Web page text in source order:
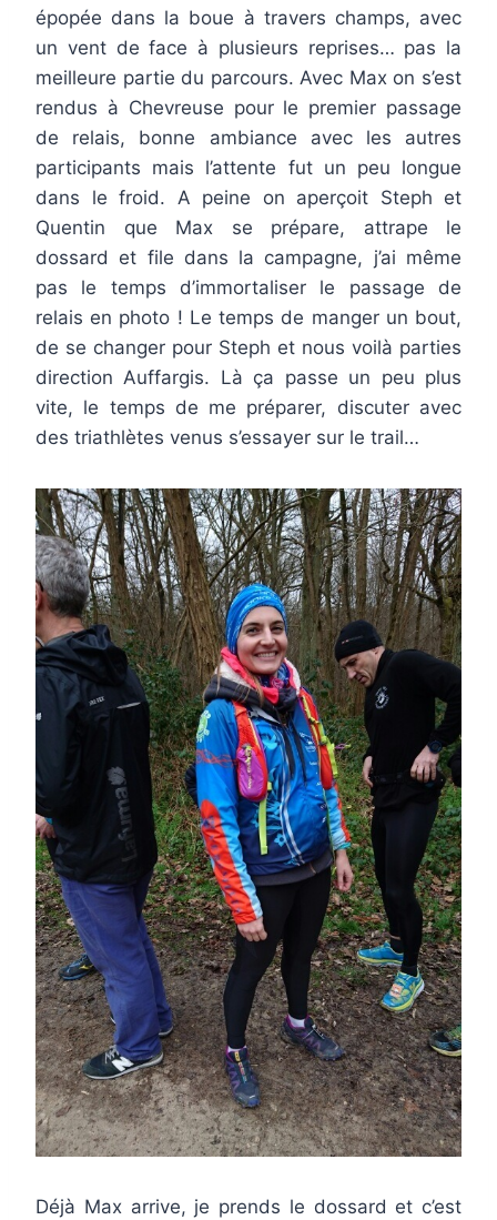
épopée dans la boue à travers champs, avec
un vent de face à plusieurs reprises… pas la
meilleure partie du parcours. Avec Max on s’est
rendus à Chevreuse pour le premier passage
de relais, bonne ambiance avec les autres
participants mais l’attente fut un peu longue
dans le froid. A peine on aperçoit Steph et
Quentin que Max se prépare, attrape le
dossard et file dans la campagne, j’ai même
pas le temps d’immortaliser le passage de
relais en photo ! Le temps de manger un bout,
de se changer pour Steph et nous voilà parties
direction Auffargis. Là ça passe un peu plus
vite, le temps de me préparer, discuter avec
des triathlètes venus s’essayer sur le trail…
Déjà Max arrive, je prends le dossard et c’est